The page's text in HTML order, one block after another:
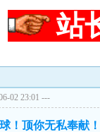
站
02 23:01 ---
！顶你无私奉献！